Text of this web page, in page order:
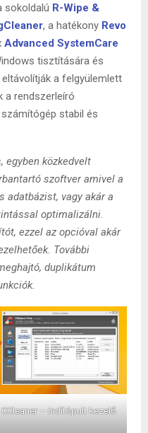
sokoldalú R-Wipe &
, a hatékony Revo
Advanced SystemCare
tisztítására és
a felgyülemlett
a rendszerleíró
stabil és
egyben közkedvelt
szoftver amivel a
adatbázist, vagy akár a
optimalizálni.
ezzel az opcióval akár
További
duplikátum
CCleaner – indítópult kezelő